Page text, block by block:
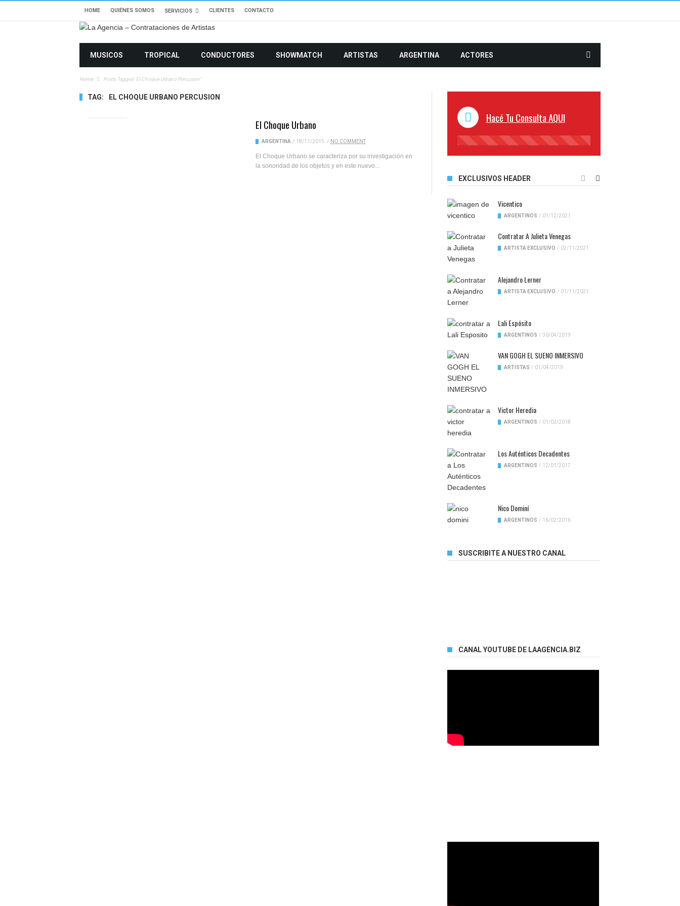
HOME QUIÉNES SOMOS SERVICIOS CLIENTES CONTACTO
MUSICOS TROPICAL CONDUCTORES SHOWMATCH ARTISTAS ARGENTINA ACTORES
Home Posts Tagged "el Choque Urbano Percusion"
TAG: EL CHOQUE URBANO PERCUSION
El Choque Urbano
ARGENTINA / 18/11/2015 / NO COMMENT
El Choque Urbano se caracteriza por su investigación en
la sonoridad de los objetos y en este nuevo...
Hacé Tu Consulta AQUI
45%
EXCLUSIVOS HEADER
Vicentico
ARGENTINOS / 01/12/2021
Contratar A Julieta Venegas
ARTISTA EXCLUSIVO / 02/11/2021
Alejandro Lerner
ARTISTA EXCLUSIVO / 01/11/2021
Lali Espósito
ARGENTINOS / 30/04/2019
VAN GOGH EL SUENO INMERSIVO
ARTISTAS / 01/04/2019
Victor Heredia
ARGENTINOS / 01/02/2018
Los Auténticos Decadentes
ARGENTINOS / 12/01/2017
Nico Dominí
ARGENTINOS / 16/02/2016
SUSCRIBITE A NUESTRO CANAL
CANAL YOUTUBE DE LAAGENCIA.BIZ